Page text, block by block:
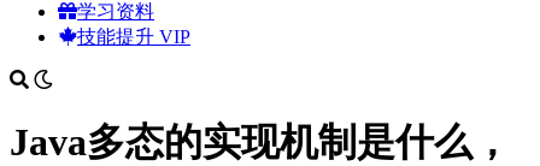
学习资料
技能提升 VIP
Java多态的实现机制是什么，